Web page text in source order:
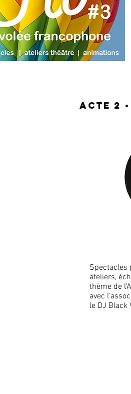
acte 2
Spectacles
ateliers,
thème de
avec
le DJ Black